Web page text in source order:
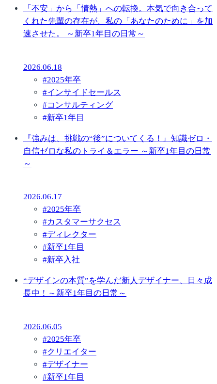
「不安」から「情熱」への転換。本気で向き合って
くれた先輩の存在が、私の「あなたのために」を加
速させた。 ～新卒1年目の日常～
2026.06.18
#2025年卒
#インサイドセールス
#コンサルティング
#新卒1年目
『強みは、挑戦の“後”についてくる！』知識ゼロ・
自信ゼロな私のトライ＆エラー ～新卒1年目の日常
～
2026.06.17
#2025年卒
#カスタマーサクセス
#ディレクター
#新卒1年目
#新卒入社
“デザインの本質”を学んだ新人デザイナー、日々成
長中！～新卒1年目の日常～
2026.06.05
#2025年卒
#クリエイター
#デザイナー
#新卒1年目